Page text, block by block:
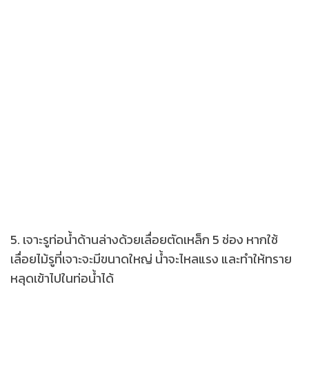
5. เจาะรูท่อน้ำด้านล่างด้วยเลื่อยตัดเหล็ก 5 ช่อง หากใช้
เลื่อยไม้รูที่เจาะจะมีขนาดใหญ่ น้ำจะไหลแรง และทำให้ทราย
หลุดเข้าไปในท่อน้ำได้